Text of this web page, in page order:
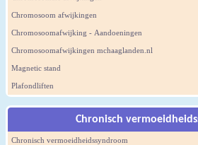
Chromosoom afwijkingen
Chromosoomafwijking - Aandoeningen
Chromosoomafwijkingen mchaaglanden.nl
Magnetic stand
Plafondliften
Chronisch
Chronisch vermoeidheidssyndroom